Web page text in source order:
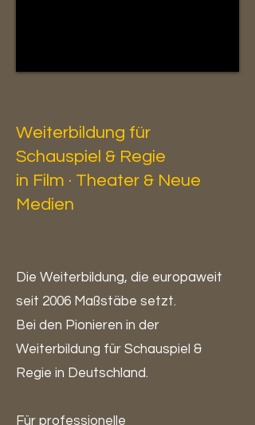
Weiterbildung für
Schauspiel & Regie
in Film · Theater & Neue
Medien
Die Weiterbildung, die europaweit
seit 2006 Maßstäbe setzt.
Bei den Pionieren in der
Weiterbildung für Schauspiel &
Regie in Deutschland.
Für professionelle